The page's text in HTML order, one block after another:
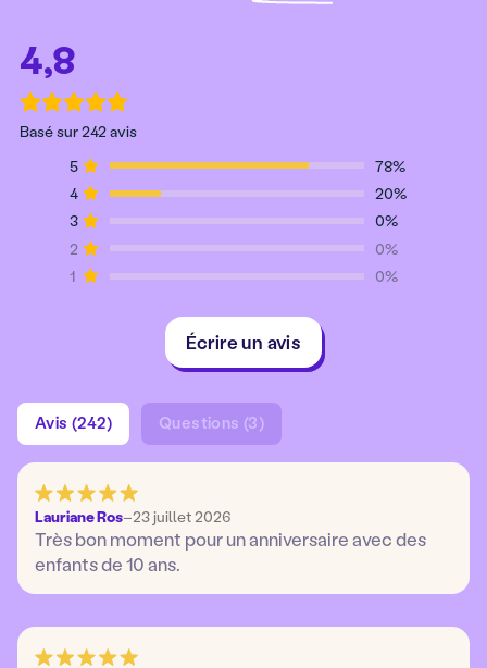
4,8
Basé sur 242 avis
5
78%
4
20%
3
0%
2
0%
1
0%
Écrire un avis
Avis (242) Questions (3)
Lauriane Ros–23 juillet 2026
Très bon moment pour un anniversaire avec des
enfants de 10 ans.